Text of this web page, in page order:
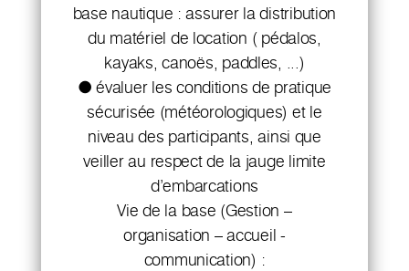
base nautique : assurer la distribution
du matériel de location ( pédalos,
kayaks, canoës, paddles, ...)
● évaluer les conditions de pratique
sécurisée (météorologiques) et le
niveau des participants, ainsi que
veiller au respect de la jauge limite
d’embarcations
Vie de la base (Gestion –
organisation – accueil -
communication) :